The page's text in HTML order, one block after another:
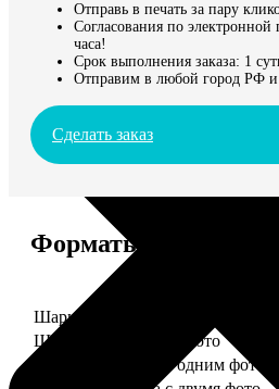
Отправь в печать за пару
Согласования по электронной
часа!
Срок выполнения заказа: 1
Отправим в любой город РФ
Сделать заказ
Форматы и цены
Шарик елочный с 1 фото
Шарик елочный с 2 фото
Шарик-шкатулка с одним фото